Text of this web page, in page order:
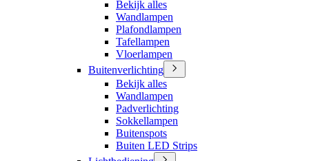
Bekijk alles
Wandlampen
Plafondlampen
Tafellampen
Vloerlampen
Buitenverlichting
Bekijk alles
Wandlampen
Padverlichting
Sokkellampen
Buitenspots
Buiten LED Strips